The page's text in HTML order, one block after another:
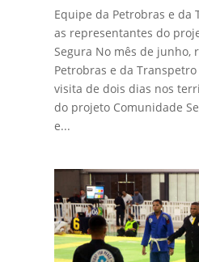
Equipe da Petrobras e da
as representantes do
Segura No mês de junho,
Petrobras e da
visita de dois dias nos
do projeto Comunidade
e...